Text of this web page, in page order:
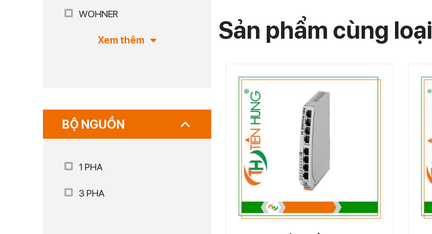
WOHNER
Xem thêm
BỘ NGUỒN
1 PHA
3 PHA
Sản phẩm cùng loại